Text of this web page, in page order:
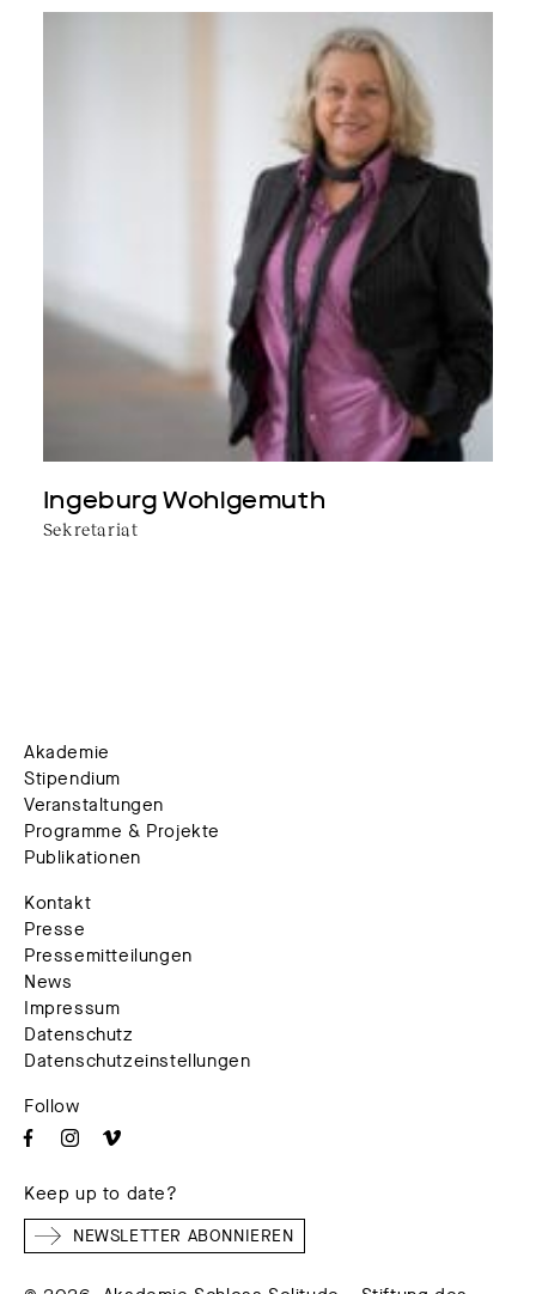
Ingeburg Wohlgemuth
Sekretariat
Akademie
Stipendium
Veranstaltungen
Programme & Projekte
Publikationen
Kontakt
Presse
Pressemitteilungen
News
Impressum
Datenschutz
Datenschutzeinstellungen
Follow
Keep up to date?
NEWSLETTER ABONNIEREN